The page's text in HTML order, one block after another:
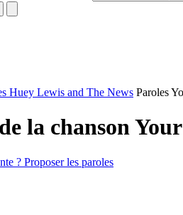
Huey Lewis and The News Paroles
la chanson
? Proposer les paroles